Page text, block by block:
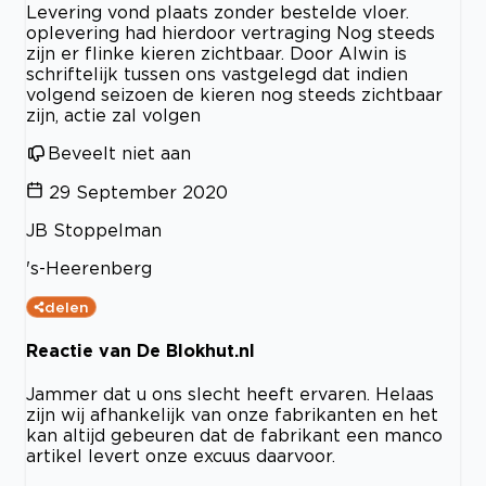
Levering vond plaats zonder bestelde vloer.
oplevering had hierdoor vertraging Nog steeds
zijn er flinke kieren zichtbaar. Door Alwin is
schriftelijk tussen ons vastgelegd dat indien
volgend seizoen de kieren nog steeds zichtbaar
zijn, actie zal volgen
Beveelt niet aan
29 September 2020
JB Stoppelman
's-Heerenberg
delen
Reactie van De Blokhut.nl
Jammer dat u ons slecht heeft ervaren. Helaas
zijn wij afhankelijk van onze fabrikanten en het
kan altijd gebeuren dat de fabrikant een manco
artikel levert onze excuus daarvoor.